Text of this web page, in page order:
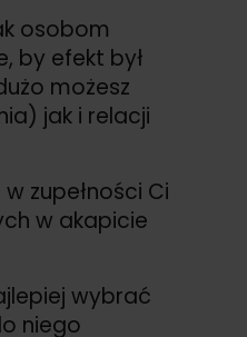
osobom
by efekt był
możesz
jak i relacji
zupełności Ci
w akapicie
wybrać
niego